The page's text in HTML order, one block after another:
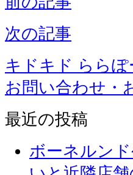
次の記事
キドキド らら
お問い合わせ・
最近の投稿
ボーネルン